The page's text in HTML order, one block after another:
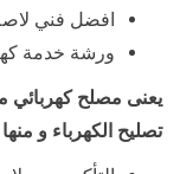
افضل فني
ورشة خدمة
يعنى مصلح كهربائي
تصليح الكهرباء و